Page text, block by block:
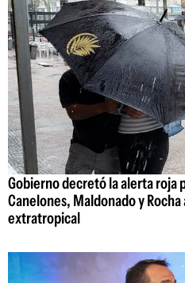
Gobierno decretó la alerta roja
Canelones, Maldonado y
extratropical